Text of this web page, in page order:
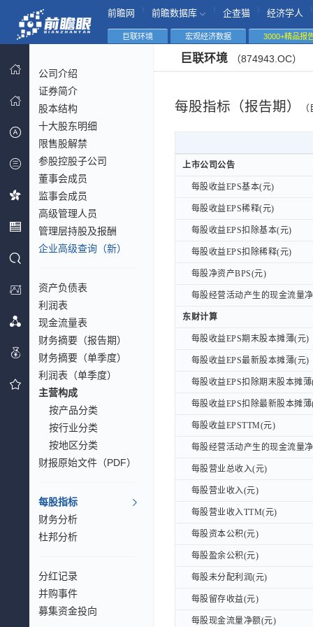
前瞻网 前瞻数据库 企查猫 经济学人
巨联环境 宏观经济数据 3000+精品报
公司介绍
证券简介
股本结构
十大股东明细
限售股解禁
参股控股子公司
董事会成员
监事会成员
高级管理人员
管理层持股及报酬
企业高级查询（新）
资产负债表
利润表
现金流量表
财务摘要（报告期）
财务摘要（单季度）
利润表（单季度）
主营构成
按产品分类
按行业分类
按地区分类
财报原始文件（PDF）
每股指标
财务分析
杜邦分析
分红记录
并购事件
募集资金投向
巨联环境 （874943.OC）
每股指标（报告期）
上市公司公告
每股收益EPS基本(元)
每股收益EPS稀释(元)
每股收益EPS扣除基本(元)
每股收益EPS扣除稀释(元)
每股净资产BPS(元)
每股经营活动产生的现金流量
东财计算
每股收益EPS期末股本摊薄(元)
每股收益EPS最新股本摊薄(元)
每股收益EPS扣除期末股本摊
每股收益EPS扣除最新股本摊
每股收益EPSTTM(元)
每股经营活动产生的现金流量
每股营业总收入(元)
每股营业收入(元)
每股营业收入TTM(元)
每股资本公积(元)
每股盈余公积(元)
每股未分配利润(元)
每股留存收益(元)
每股现金流量净额(元)
上市公司公告
每股收益EPS基本(元)
每股收益EPS稀释(元)
每股收益EPS扣除基本(元)
每股收益EPS扣除稀释(元)
每股净资产BPS(元)
每股经营活动产生的现金流量
东财计算
每股收益EPS期末股本摊薄(元)
每股收益EPS最新股本摊薄(元)
每股收益EPS扣除期末股本摊
每股收益EPS扣除最新股本摊
每股收益EPSTTM(元)
每股经营活动产生的现金流量
每股营业总收入(元)
每股营业收入(元)
每股营业收入TTM(元)
每股资本公积(元)
每股盈余公积(元)
每股未分配利润(元)
每股留存收益(元)
每股现金流量净额(元)